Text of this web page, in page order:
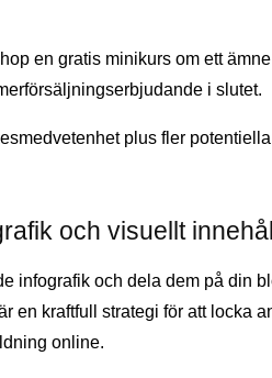
en gratis minikurs om ett
i slutet.
plus fler
och visuellt
infografik och dela dem på din
en kraftfull strategi för att locka
online.